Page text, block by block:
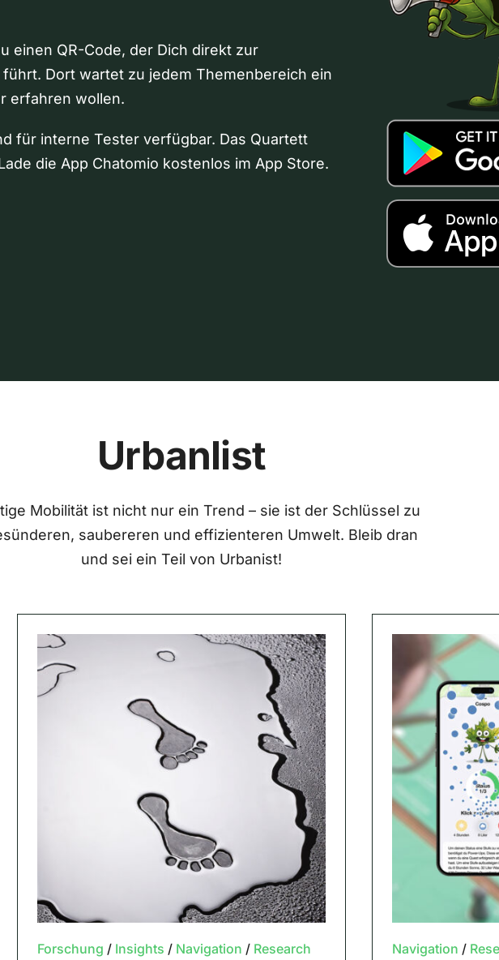
einen QR-Code, der Dich direkt zur
Dort wartet zu jedem Themenbereich ein
erfahren wollen.
für interne Tester verfügbar. Das Quartett
die App Chatomio kostenlos im App Store.
Urbanlist
Mobilität ist nicht nur ein Trend – sie ist der Schlüssel zu
saubereren und effizienteren Umwelt. Bleib dran
und sei ein Teil von Urbanist!
Forschung / Insights / Navigation / Research Navigation /